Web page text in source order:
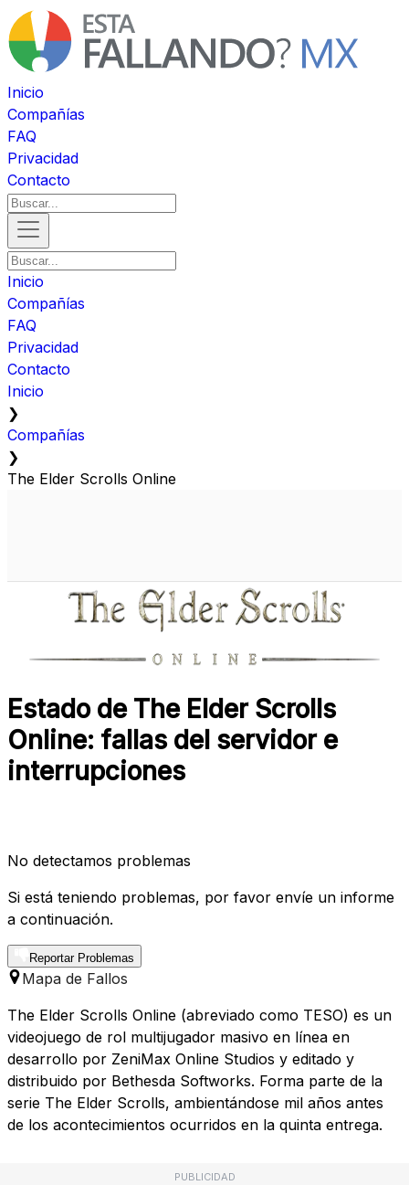
Inicio
Compañías
FAQ
Privacidad
Contacto
Inicio
Compañías
FAQ
Privacidad
Contacto
Inicio
❯
Compañías
❯
The Elder Scrolls Online
Estado de The Elder Scrolls
Online: fallas del servidor e
interrupciones
No detectamos problemas
Si está teniendo problemas, por favor envíe un informe
a continuación.
Reportar Problemas
Mapa de Fallos
The Elder Scrolls Online (abreviado como TESO) es un
videojuego de rol multijugador masivo en línea en
desarrollo por ZeniMax Online Studios y editado y
distribuido por Bethesda Softworks. Forma parte de la
serie The Elder Scrolls, ambientándose mil años antes
de los acontecimientos ocurridos en la quinta entrega.
PUBLICIDAD